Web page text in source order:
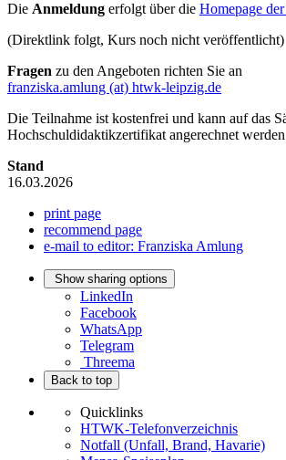
Die Anmeldung erfolgt über die Homepage
(Direktlink folgt, Kurs noch nicht veröffentlicht)
Fragen zu den Angeboten richten Sie an
franziska.amlung (at) htwk-leipzig.de
Die Teilnahme ist kostenfrei und kann auf das
Hochschuldidaktikzertifikat angerechnet
Stand
16.03.2026
print page
recommend page
e-mail to editor: Franziska Amlung
Show sharing options
LinkedIn
Facebook
WhatsApp
Telegram
Threema
Back to top
Quicklinks
HTWK-Telefonverzeichnis
Notfall (Unfall, Brand, Havarie)